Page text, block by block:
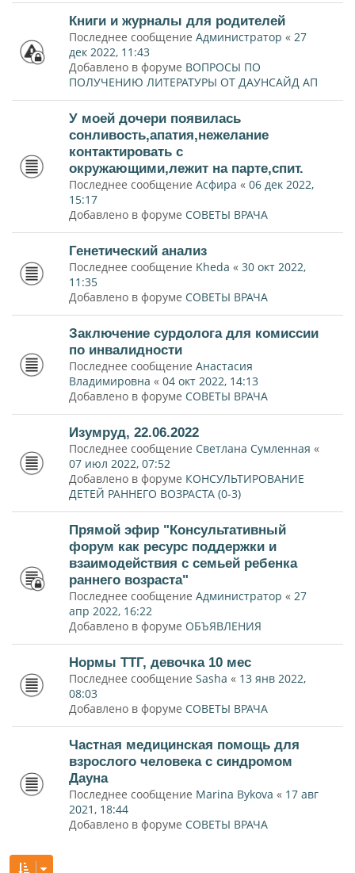
Книги и журналы для родителей
Последнее сообщение Администратор « 27
дек 2022, 11:43
Добавлено в форуме ВОПРОСЫ ПО
ПОЛУЧЕНИЮ ЛИТЕРАТУРЫ ОТ ДАУНСАЙД АП
У моей дочери появилась
сонливость,апатия,нежелание
контактировать с
окружающими,лежит на парте,спит.
Последнее сообщение Асфира « 06 дек 2022,
15:17
Добавлено в форуме СОВЕТЫ ВРАЧА
Генетический анализ
Последнее сообщение Kheda « 30 окт 2022,
11:35
Добавлено в форуме СОВЕТЫ ВРАЧА
Заключение сурдолога для комиссии
по инвалидности
Последнее сообщение Анастасия
Владимировна « 04 окт 2022, 14:13
Добавлено в форуме СОВЕТЫ ВРАЧА
Изумруд, 22.06.2022
Последнее сообщение Светлана Сумленная «
07 июл 2022, 07:52
Добавлено в форуме КОНСУЛЬТИРОВАНИЕ
ДЕТЕЙ РАННЕГО ВОЗРАСТА (0-3)
Прямой эфир "Консультативный
форум как ресурс поддержки и
взаимодействия с семьей ребенка
раннего возраста"
Последнее сообщение Администратор « 27
апр 2022, 16:22
Добавлено в форуме ОБЪЯВЛЕНИЯ
Нормы ТТГ, девочка 10 мес
Последнее сообщение Sasha « 13 янв 2022,
08:03
Добавлено в форуме СОВЕТЫ ВРАЧА
Частная медицинская помощь для
взрослого человека с синдромом
Дауна
Последнее сообщение Marina Bykova « 17 авг
2021, 18:44
Добавлено в форуме СОВЕТЫ ВРАЧА